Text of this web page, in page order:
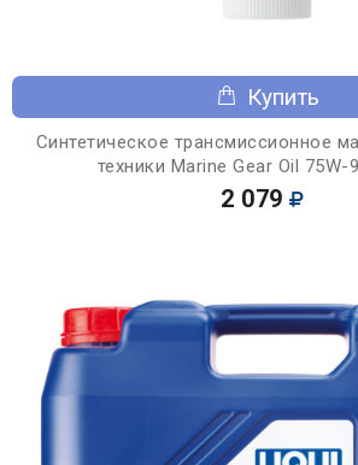
Купить
Синтетическое трансмиссионное
техники Marine Gear Oil 75W-
2 079